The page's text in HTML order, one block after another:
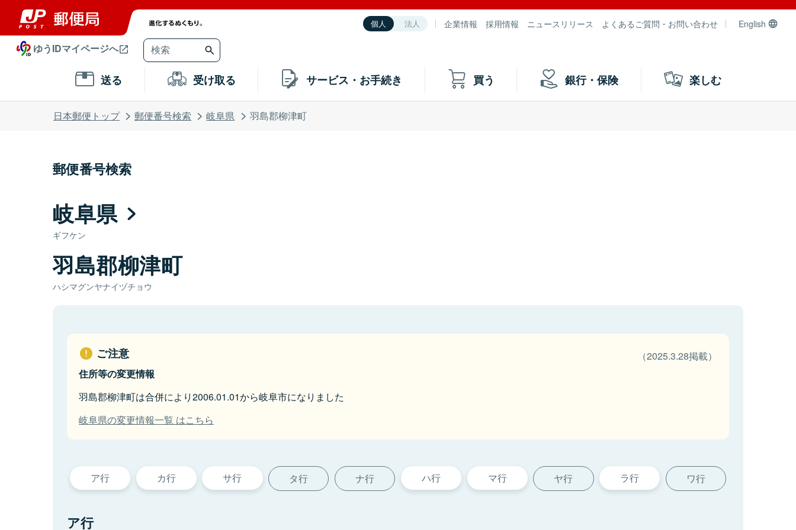
個人 法人 企業情報 採用情報 ニュースリリース よくあるご質問・お問い合わせ English
ゆうIDマイページへ
送る 受け取る サービス・お手続き 買う 銀行・保険 楽しむ
日本郵便トップ 郵便番号検索 岐阜県 羽島郡柳津町
郵便番号検索
岐阜県
ギフケン
羽島郡柳津町
ハシマグンヤナイヅチョウ
ご注意
（2025.3.28掲載）
住所等の変更情報
羽島郡柳津町は合併により2006.01.01から岐阜市になりました
岐阜県の変更情報一覧 はこちら
ア行 カ行 サ行 タ行 ナ行 ハ行 マ行 ヤ行 ラ行 ワ行
ア行